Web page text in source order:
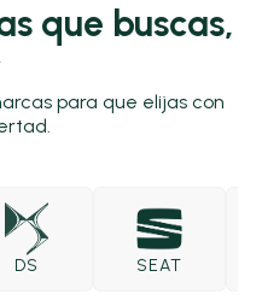
que buscas,
para que elijas con
DS SEAT